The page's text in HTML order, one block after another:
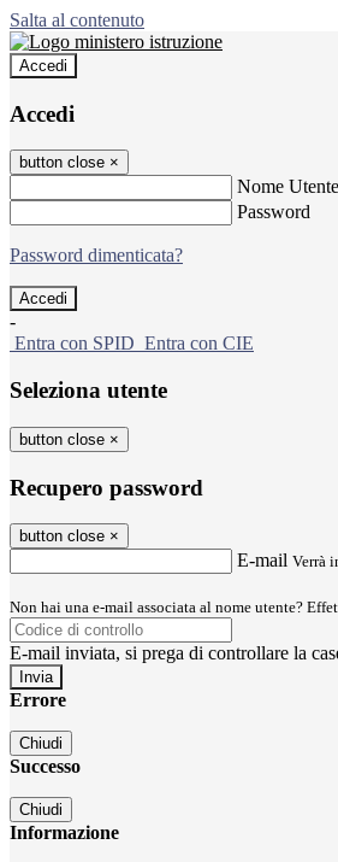
Salta al contenuto
Accedi
Accedi
button close ×
Nome Utente
Password
Password dimenticata?
-
Entra con SPID Entra con CIE
Seleziona utente
button close ×
Recupero password
button close ×
E-mail Verrà
Non hai una e-mail associata al nome utente?
E-mail inviata, si prega di controllare la
Errore
Chiudi
Successo
Chiudi
Informazione